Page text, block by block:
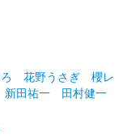
花野うさぎ
櫻レ
新田祐一
田村健一